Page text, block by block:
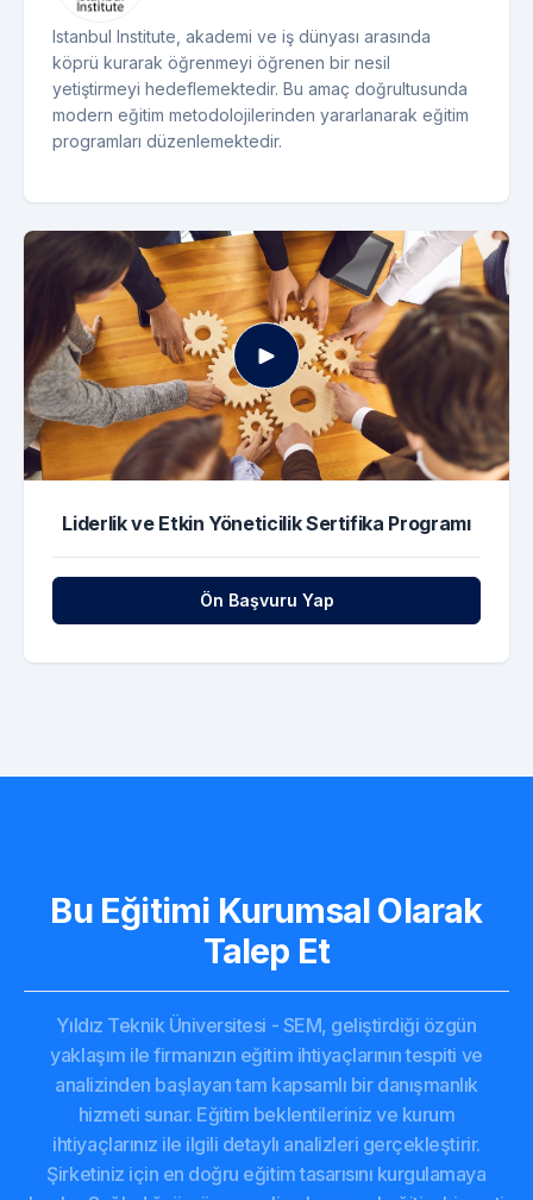
Istanbul Institute, akademi ve iş dünyası arasında
köprü kurarak öğrenmeyi öğrenen bir nesil
yetiştirmeyi hedeflemektedir. Bu amaç doğrultusunda
modern eğitim metodolojilerinden yararlanarak eğitim
programları düzenlemektedir.
Liderlik ve Etkin Yöneticilik Sertifika Programı
Ön Başvuru Yap
Bu Eğitimi Kurumsal Olarak
Talep Et
Yıldız Teknik Üniversitesi - SEM, geliştirdiği özgün
yaklaşım ile firmanızın eğitim ihtiyaçlarının tespiti ve
analizinden başlayan tam kapsamlı bir danışmanlık
hizmeti sunar. Eğitim beklentileriniz ve kurum
ihtiyaçlarınız ile ilgili detaylı analizleri gerçekleştirir.
Şirketiniz için en doğru eğitim tasarısını kurgulamaya